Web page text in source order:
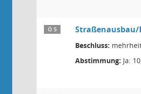
Ö 5 Straßenausbau/
Beschluss:
Abstimmung: Ja: